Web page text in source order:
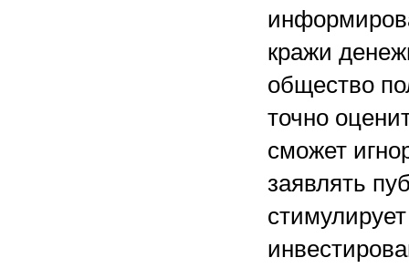
кражи
общество
точно
сможет
заявлять